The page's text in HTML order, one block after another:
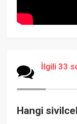
İlgili 33
Hangi